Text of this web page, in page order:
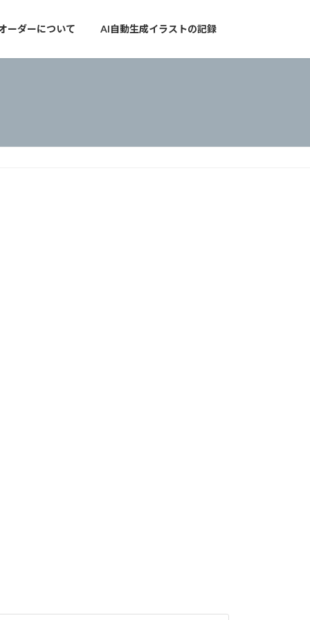
ーダーについて AI自動生成イラストの記録